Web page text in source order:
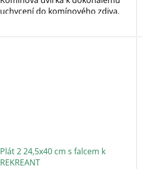
uchycení do komínového zdiva.
Plát 2 24,5x40 cm s falcem k
REKREANT